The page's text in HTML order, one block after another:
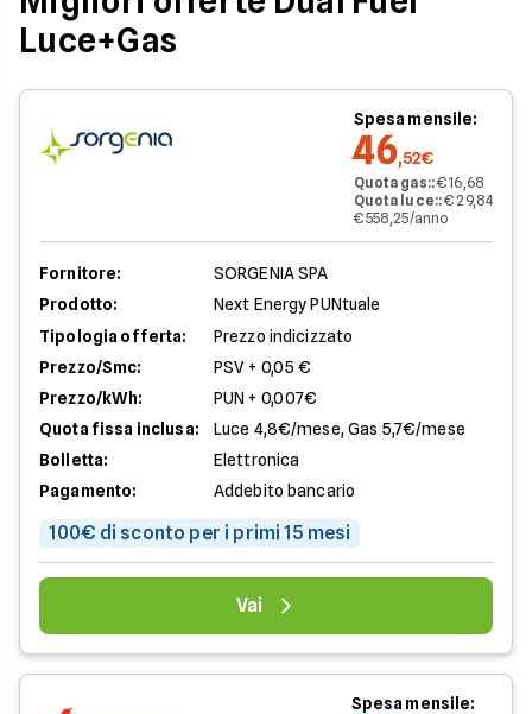
Luce+Gas
Spesa mensile:
46,52€
Quota gas::€ 16,68
Quota luce::€ 29,84
€ 558,25/anno
Fornitore:
SORGENIA SPA
Prodotto:
Next Energy PUNtuale
Tipologia offerta:
Prezzo indicizzato
Prezzo/Smc:
PSV + 0,05 €
Prezzo/kWh:
PUN + 0,007€
Quota fissa inclusa:
Luce 4,8€/mese, Gas 5,7€/mese
Bolletta:
Elettronica
Pagamento:
Addebito bancario
100€ di sconto per i primi 15 mesi
Vai
Spesa mensile: